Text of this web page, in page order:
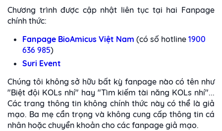
Chương trình được cập nhật liên tục tại hai Fanpage
chính thức:
Fanpage BioAmicus Việt Nam (có số hotline 1900
636 985)
Suri Event
Chúng tôi không sở hữu bất kỳ fanpage nào có tên như
"Biệt đội KOLs nhí" hay "Tìm kiếm tài năng KOLs nhí"...
Các trang thông tin không chính thức này có thể là giả
mạo. Ba mẹ cẩn trọng và không cung cấp thông tin cá
nhân hoặc chuyển khoản cho các fanpage giả mạo.